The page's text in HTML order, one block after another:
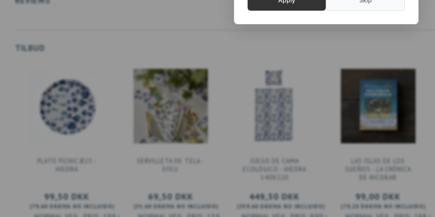
TILBUD
PLATO PICNIC Ø25 -
HIEDRA
99,50 DKK
( 79,60 DKKIVA NO INCLUIDO)
SERVILLETA DE TELA -
69,50 DKK
(55,60 DKKIVA NO INCLUIDO)
JUEGO DE CAMA
ECOLÓGICO - HIEDRA
140X220
449,50 DKK
(359,60 DKKIVA NO INCLUIDO)
LAS ISLAS DE LOS
SUEÑOS - LA CRÓNICA
DE NICOBAR
99,00 DKK
( 79,20 DKKIVA NO INCLUIDO)